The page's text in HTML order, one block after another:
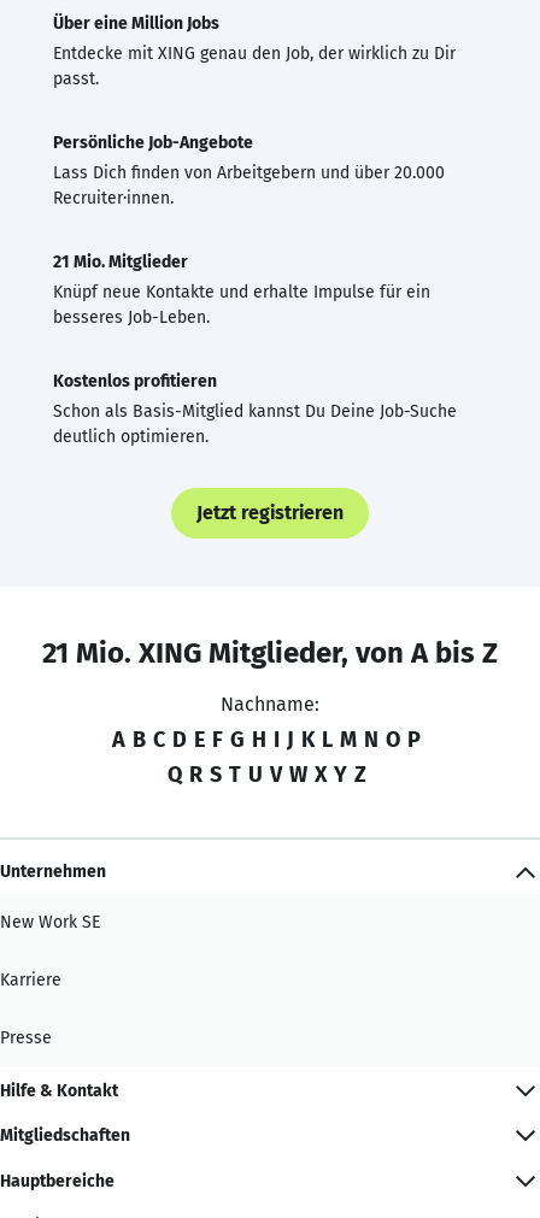
Über eine Million Jobs
Entdecke mit XING genau den Job, der wirklich zu Dir
passt.
Persönliche Job-Angebote
Lass Dich finden von Arbeitgebern und über 20.000
Recruiter·innen.
21 Mio. Mitglieder
Knüpf neue Kontakte und erhalte Impulse für ein
besseres Job-Leben.
Kostenlos profitieren
Schon als Basis-Mitglied kannst Du Deine Job-Suche
deutlich optimieren.
Jetzt registrieren
21 Mio. XING Mitglieder, von A bis Z
Nachname:
A B C D E F G H I J K L M N O P
Q R S T U V W X Y Z
Unternehmen
New Work SE
Karriere
Presse
Hilfe & Kontakt
Mitgliedschaften
Hauptbereiche